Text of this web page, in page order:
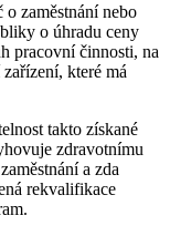
zaměstnání nebo
o úhradu ceny
pracovní činnosti, na
které má
takto získané
zdravotnímu
a zda
rekvalifikace